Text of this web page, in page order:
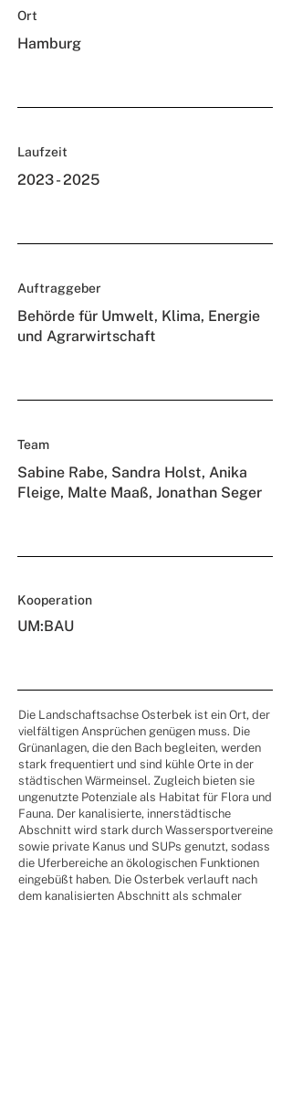
Ort
Hamburg
Laufzeit
2023 - 2025
Auftraggeber
Behörde für Umwelt, Klima, Energie
und Agrarwirtschaft
Team
Sabine Rabe, Sandra Holst, Anika
Fleige, Malte Maaß, Jonathan Seger
Kooperation
UM:BAU
Die Landschaftsachse Osterbek ist ein Ort, der
vielfältigen Ansprüchen genügen muss. Die
Grünanlagen, die den Bach begleiten, werden
stark frequentiert und sind kühle Orte in der
städtischen Wärmeinsel. Zugleich bieten sie
ungenutzte Potenziale als Habitat für Flora und
Fauna. Der kanalisierte, innerstädtische
Abschnitt wird stark durch Wassersportvereine
sowie private Kanus und SUPs genutzt, sodass
die Uferbereiche an ökologischen Funktionen
eingebüßt haben. Die Osterbek verlauft nach
dem kanalisierten Abschnitt als schmaler